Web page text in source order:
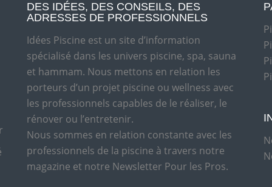
DES IDÉES, DES CONSEILS, DES
ADRESSES DE PROFESSIONNELS
Idées Piscine est un site d’information
spécialisé dans les univers piscine, spa, sauna
et hammam. Nous mettons en relation les
porteurs d’un projet piscine ou wellness avec
les professionnels capables de le réaliser, le
rénover ou l’entretenir.
Nous sommes en relation constante avec les
professionnels de la piscine à travers notre
magazine et notre Newsletter Pour les Pros.